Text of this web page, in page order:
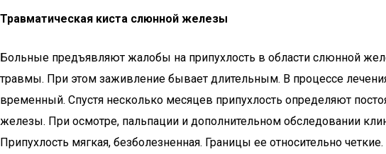
Травматическая киста слюнной железы
Больные предъявляют жалобы на припухлость в области слюнной
травмы. При этом заживление бывает длительным. В процессе
временный. Спустя несколько месяцев припухлость определяют
железы. При осмотре, пальпации и дополнительном обследовании
Припухлость мягкая, безболезненная. Границы ее относительно